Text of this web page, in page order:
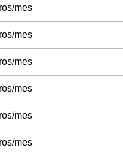
mes
mes
mes
mes
mes
mes